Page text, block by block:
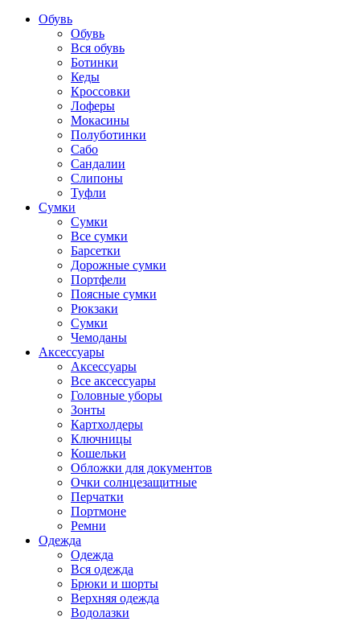
Обувь
Обувь
Вся обувь
Ботинки
Кеды
Кроссовки
Лоферы
Мокасины
Полуботинки
Сабо
Сандалии
Слипоны
Туфли
Сумки
Сумки
Все сумки
Барсетки
Дорожные сумки
Портфели
Поясные сумки
Рюкзаки
Сумки
Чемоданы
Аксессуары
Аксессуары
Все аксессуары
Головные уборы
Зонты
Картхолдеры
Ключницы
Кошельки
Обложки для документов
Очки солнцезащитные
Перчатки
Портмоне
Ремни
Одежда
Одежда
Вся одежда
Брюки и шорты
Верхняя одежда
Водолазки